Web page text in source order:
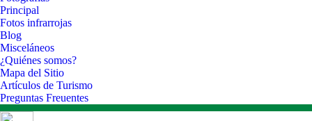
Principal
Fotos infrarrojas
Blog
Misceláneos
¿Quiénes somos?
Mapa del Sitio
Artículos de Turismo
Preguntas Freuentes